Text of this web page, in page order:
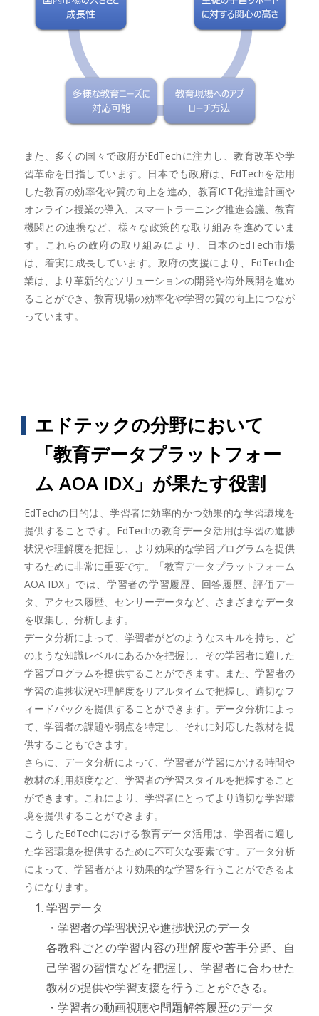
また、多くの国々で政府がEdTechに注力し、教育改革や学
習革命を目指しています。日本でも政府は、EdTechを活用
した教育の効率化や質の向上を進め、教育ICT化推進計画や
オンライン授業の導入、スマートラーニング推進会議、教育
機関との連携など、様々な政策的な取り組みを進めていま
す。これらの政府の取り組みにより、日本のEdTech市場
は、着実に成長しています。政府の支援により、EdTech企
業は、より革新的なソリューションの開発や海外展開を進め
ることができ、教育現場の効率化や学習の質の向上につなが
っています。
エドテックの分野において
「教育データプラットフォー
ム AOA IDX」が果たす役割
EdTechの目的は、学習者に効率的かつ効果的な学習環境を
提供することです。EdTechの教育データ活用は学習の進捗
状況や理解度を把握し、より効果的な学習プログラムを提供
するために非常に重要です。「教育データプラットフォーム
AOA IDX」では、学習者の学習履歴、回答履歴、評価デー
タ、アクセス履歴、センサーデータなど、さまざまなデータ
を収集し、分析します。
データ分析によって、学習者がどのようなスキルを持ち、ど
のような知識レベルにあるかを把握し、その学習者に適した
学習プログラムを提供することができます。また、学習者の
学習の進捗状況や理解度をリアルタイムで把握し、適切なフ
ィードバックを提供することができます。データ分析によっ
て、学習者の課題や弱点を特定し、それに対応した教材を提
供することもできます。
さらに、データ分析によって、学習者が学習にかける時間や
教材の利用頻度など、学習者の学習スタイルを把握すること
ができます。これにより、学習者にとってより適切な学習環
境を提供することができます。
こうしたEdTechにおける教育データ活用は、学習者に適し
た学習環境を提供するために不可欠な要素です。データ分析
によって、学習者がより効果的な学習を行うことができるよ
うになります。
学習データ
・学習者の学習状況や進捗状況のデータ
各教科ごとの学習内容の理解度や苦手分野、自
己学習の習慣などを把握し、学習者に合わせた
教材の提供や学習支援を行うことができる。
・学習者の動画視聴や問題解答履歴のデータ